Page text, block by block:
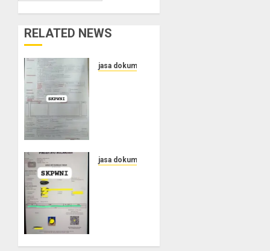
RELATED NEWS
jasa dokumen
Cilacap
jasa dokumen